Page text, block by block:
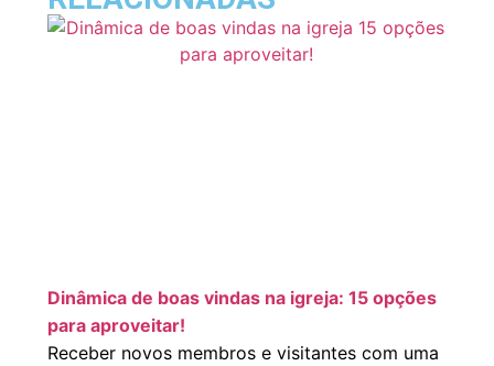
Dinâmica de boas vindas na igreja: 15 opções
para aproveitar!
Receber novos membros e visitantes com uma